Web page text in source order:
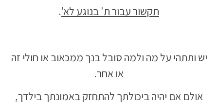
תקשור עבור ת' בנוגע לא'.
יש ותתהי על מה ולמה סובל בנך ממכאוב או חולי זה
או אחר.
אולם אם יהיה ביכולתך להתחזק באמונתך בילדך,